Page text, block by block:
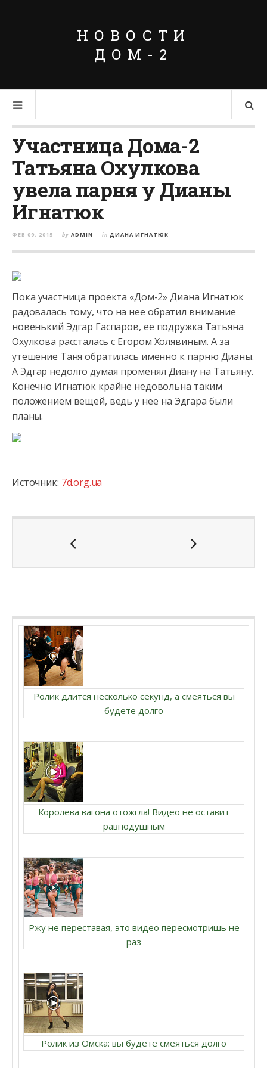
НОВОСТИ
ДОМ-2
Участница Дома-2
Татьяна Охулкова
увела парня у Дианы
Игнатюк
ФЕВ 09, 2015 by ADMIN in ДИАНА ИГНАТЮК
Пока участница проекта «Дом-2» Диана Игнатюк
радовалась тому, что на нее обратил внимание
новенький Эдгар Гаспаров, ее подружка Татьяна
Охулкова рассталась с Егором Холявиным. А за
утешение Таня обратилась именно к парню Дианы.
А Эдгар недолго думая променял Диану на Татьяну.
Конечно Игнатюк крайне недовольна таким
положением вещей, ведь у нее на Эдгара были
планы.
Источник: 7d.org.ua
Ролик длится несколько секунд, а смеяться вы
будете долго
Королева вагона отожгла! Видео не оставит
равнодушным
Ржу не переставая, это видео пересмотришь не
раз
Ролик из Омска: вы будете смеяться долго